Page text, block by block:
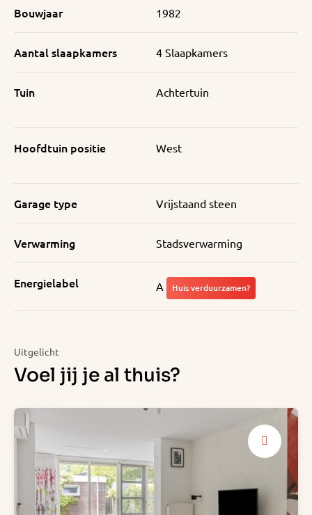
Bouwjaar 1982
Aantal slaapkamers 4 Slaapkamers
Tuin Achtertuin
Hoofdtuin positie West
Garage type Vrijstaand steen
Verwarming Stadsverwarming
Energielabel A Huis verduurzamen?
Uitgelicht
Voel jij je al thuis?